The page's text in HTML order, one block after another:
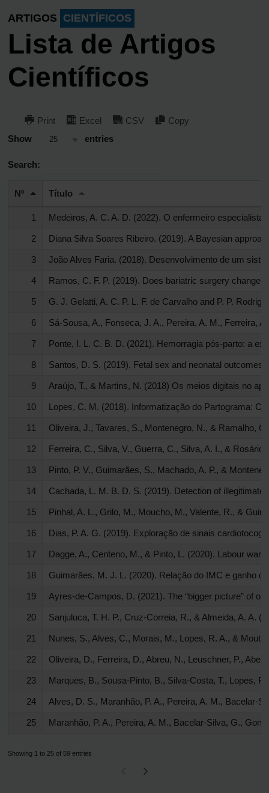
ARTIGOS CIENTÍFICOS
Lista de Artigos
Científicos
Print Excel CSV
Copy
Show
25 entries
Search:
Nº Título
1 Medeiros, A. C. A. D. (2022). O enfermeiro
2 Diana Silva Soares Ribeiro. (2019). A Bayesian
3 João Alves Faria. (2018). Desenvolvimento de um
4 Ramos, C. F. P. (2019). Does bariatric surgery change
5 G. J. Gelatti, A. C. P. L. F. de Carvalho and P. P.
6 Sá-Sousa, A., Fonseca, J. A., Pereira, A. M., Ferreira,
7 Ponte, I. L. C. B. D. (2021). Hemorragia pós-parto: a
8 Santos, D. S. (2019). Fetal sex and neonatal
9 Araújo, T., & Martins, N. (2018) Os meios digitais no
10 Lopes, C. M. (2018). Informatização do Partograma:
11 Oliveira, J., Tavares, S., Montenegro, N., & Ramalho,
12 Ferreira, C., Silva, V., Guerra, C., Silva, A. I., &
13 Pinto, P. V., Guimarães, S., Machado, A. P., &
14 Cachada, L. M. B. D. S. (2019). Detection of
15 Pinhal, A. L., Grilo, M., Moucho, M., Valente, R., &
16 Dias, P. A. G. (2019). Exploração de sinais
17 Dagge, A., Centeno, M., & Pinto, L. (2020). Labour
18 Guimarães, M. J. L. (2020). Relação do IMC e ganho
19 Ayres-de-Campos, D. (2021). The “bigger picture” of
20 Sanjuluca, T. H. P., Cruz-Correia, R., & Almeida, A. A.
21 Nunes, S., Alves, C., Morais, M., Lopes, R. A., &
22 Oliveira, D., Ferreira, D., Abreu, N., Leuschner, P.,
23 Marques, B., Sousa-Pinto, B., Silva-Costa, T., Lopes,
24 Alves, D. S., Maranhão, P. A., Pereira, A. M., Bacelar-
25 Maranhão, P. A., Pereira, A. M., Bacelar-Silva, G.,
Showing 1 to 25 of 59 entries